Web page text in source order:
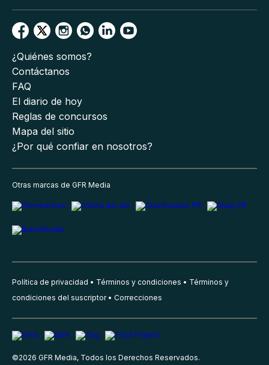
¿Quiénes somos?
Contáctanos
FAQ
El diario de hoy
Reglas de concursos
Mapa del sitio
¿Por qué confiar en nosotros?
Otras marcas de GFR Media
Política de privacidad Términos y condiciones
Términos y
condiciones del suscriptor
Correcciones
©2026 GFR Media, Todos los Derechos Reservados.